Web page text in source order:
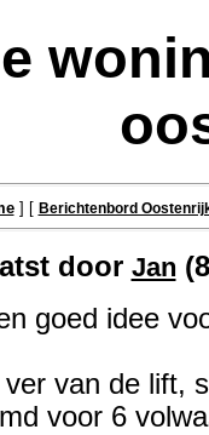
] [ Berichtenbord
door Jan
goed idee
ver van de lift,
voor 6